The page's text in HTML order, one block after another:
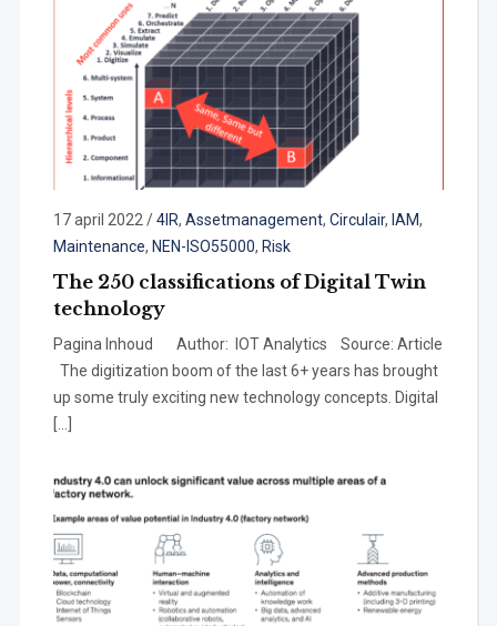
17 april 2022 /4IR, Assetmanagement, Circulair, IAM,
Maintenance, NEN-ISO55000, Risk
The 250 classifications of Digital Twin
technology
Pagina Inhoud Author: IOT Analytics Source: Article
The digitization boom of the last 6+ years has brought
up some truly exciting new technology concepts. Digital